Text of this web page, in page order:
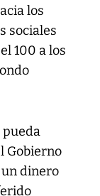
los
sociales
100 a los
pueda
Gobierno
dinero